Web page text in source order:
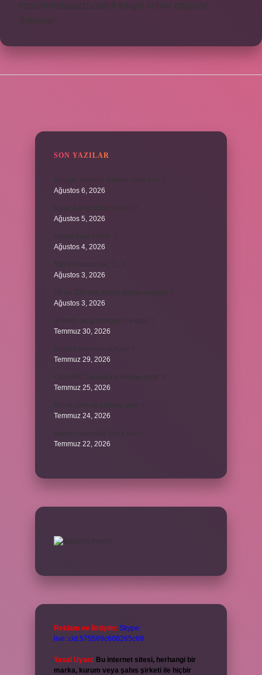
https://modarazzi.com.tr
knight online
nttgame
Sitemap
SON YAZILAR
Ağustos 6, 2026
Ağustos 5, 2026
Ağustos 4, 2026
Ağustos 3, 2026
Ağustos 3, 2026
Temmuz 30, 2026
Temmuz 29, 2026
Temmuz 25, 2026
Temmuz 24, 2026
Temmuz 22, 2026
Reklam ve İletişim: Skype:
live:.cid.575569c608265c69
Yasal Uyarı: Bu internet sitesi, herhangi bir
marka, kurum veya şahıs şirketi ile hiçbir